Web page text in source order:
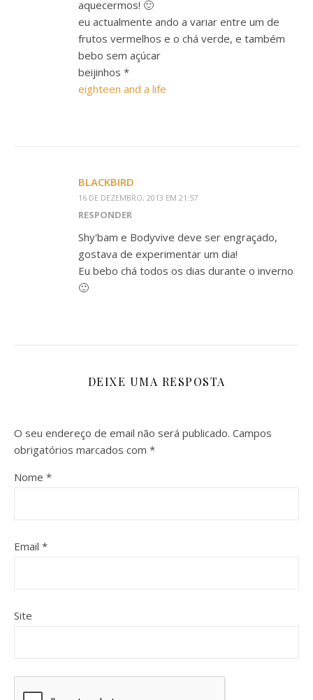
aquecermos! 🙂
eu actualmente ando a variar entre um de
frutos vermelhos e o chá verde, e também
bebo sem açúcar
beijinhos *
eighteen and a life
BLACKBIRD
16 DE DEZEMBRO, 2013 EM 21:57
RESPONDER
Shy'bam e Bodyvive deve ser engraçado,
gostava de experimentar um dia!
Eu bebo chá todos os dias durante o inverno
🙂
DEIXE UMA RESPOSTA
O seu endereço de email não será publicado. Campos
obrigatórios marcados com *
Nome *
Email *
Site